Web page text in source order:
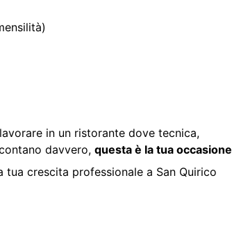
in un ristorante dove tecnica,
davvero, questa è la tua occasione
tua crescita professionale a San Quirico